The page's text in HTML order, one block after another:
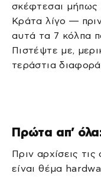
σκέφτεσαι μήπως
Κράτα λίγο —
αυτά τα 7 κόλπα
Πιστέψτε με,
τεράστια διαφορά
Πρώτα απ’ όλα:
Πριν αρχίσεις
είναι θέμα